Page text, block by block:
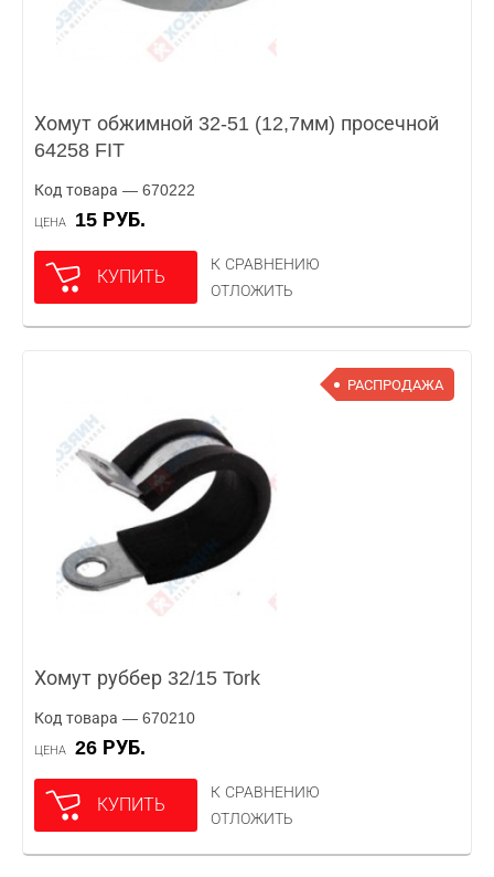
Хомут обжимной 32-51 (12,7мм) просечной
64258 FIT
Код товара — 670222
ЦЕНА 15 РУБ.
КУПИТЬ
К СРАВНЕНИЮ
ОТЛОЖИТЬ
РАСПРОДАЖА
Хомут руббер 32/15 Tork
Код товара — 670210
ЦЕНА 26 РУБ.
КУПИТЬ
К СРАВНЕНИЮ
ОТЛОЖИТЬ